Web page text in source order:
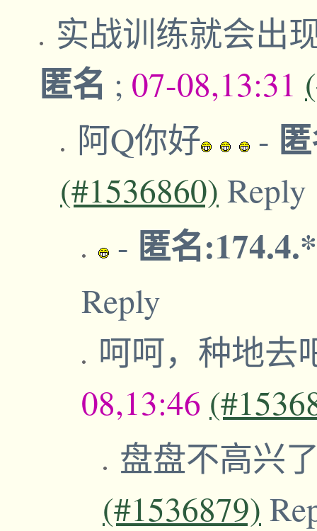
实战训练就会出
匿名 ; 07-08,13:31
阿Q你好
-
(#1536860) Reply
- 匿名
Reply
呵呵，种地去
08,13:46
盘盘不高兴
(#1536879)